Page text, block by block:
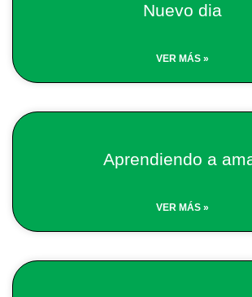
Nuevo dia
VER MÁS »
Aprendiendo a
VER MÁS »